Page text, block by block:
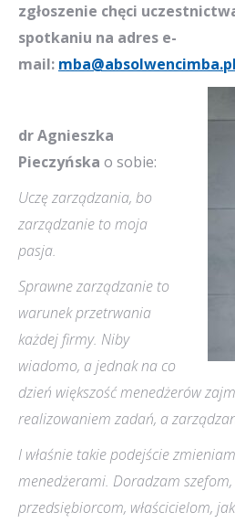
zgłoszenie chęci
spotkaniu na adres e-
mail: mba@absolwencimba.pl
dr Agnieszka
Pieczyńska o sobie:
Uczę zarządzania, bo
zarządzanie to moja
pasja.
Sprawne zarządzanie to
warunek przetrwania
każdej firmy. Niby
wiadomo, a jednak na co
dzień większość menedżerów
realizowaniem zadań, a
I właśnie takie podejście
menedżerami. Doradzam
przedsiębiorcom, właścicielom,